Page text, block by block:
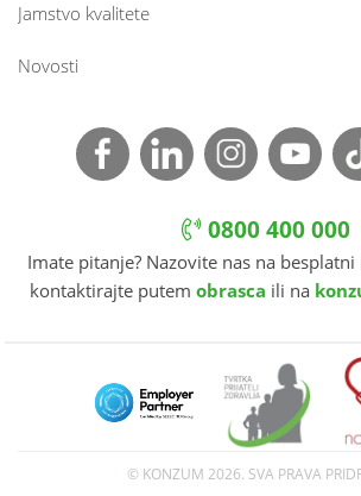
Jamstvo kvalitete
Novosti
0800 400 000
Imate pitanje? Nazovite nas na
kontaktirajte putem obrasca ili na
© KONZUM 2026. SVA PRAVA